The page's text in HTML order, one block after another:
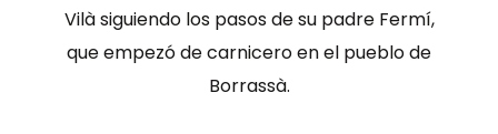
Vilà siguiendo los pasos de su padre Fermí,
que empezó de carnicero en el pueblo de
Borrassà.